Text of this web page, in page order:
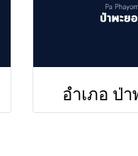
อำเภอ ป่